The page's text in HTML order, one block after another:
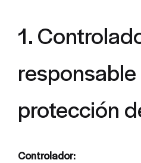
1.
protección
Controlador: